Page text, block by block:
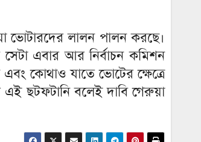
ভোটারদের লালন পালন করছে।
এবার আর নির্বাচন কমিশন
কোথাও যাতে ভোটের ক্ষেত্রে
ছটফটানি বলেই দাবি গেরুয়া